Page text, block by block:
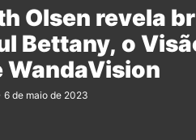
Olsen revela
Bettany, o
WandaVision
6 de maio de 2023